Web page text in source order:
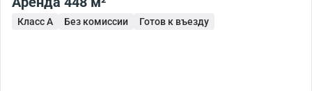
Класс A Без комиссии Готов к въезду